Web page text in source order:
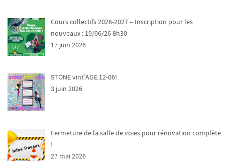
Cours collectifs 2026-2027 – Inscription pour les
nouveaux : 19/06/26 8h30
17 juin 2026
STONE vint’AGE 12-06!
3 juin 2026
Fermeture de la salle de voies pour rénovation complète
!
27 mai 2026